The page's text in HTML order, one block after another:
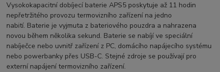
Vysokokapacitní dobíjecí baterie APS5 poskytuje až 11 hodin
nepřetržitého provozu termovizního zařízení na jedno
nabití. Baterie je vyjmuta z bateriového pouzdra a nahrazena
novou během několika sekund. Baterie se nabíjí ve speciální
nabíječce nebo uvnitř zařízení z PC, domácího napájecího systému
nebo powerbanky přes USB-C. Stejné zdroje se používají pro
externí napájení termovizního zařízení.